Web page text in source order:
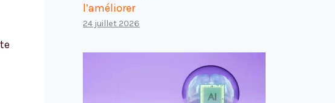
l’améliorer
24 juillet 2026